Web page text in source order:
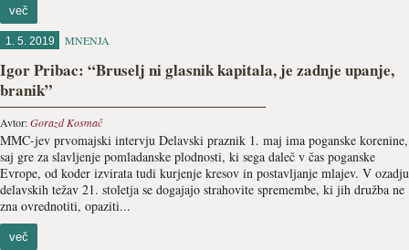
več
1. 5. 2019 MNENJA
Igor Pribac: “Bruselj ni glasnik kapitala, je zadnje upanje,
branik”
Avtor:Gorazd Kosmač
MMC-jev prvomajski intervju Delavski praznik 1. maj ima poganske korenine,
saj gre za slavljenje pomladanske plodnosti, ki sega daleč v čas poganske
Evrope, od koder izvirata tudi kurjenje kresov in postavljanje mlajev. V ozadju
delavskih težav 21. stoletja se dogajajo strahovite spremembe, ki jih družba ne
zna ovrednotiti, opaziti...
več